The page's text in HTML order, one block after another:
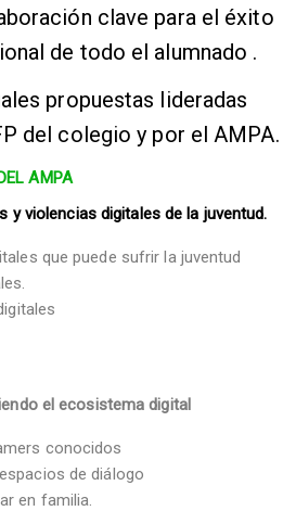
clave para el éxito
de todo el alumnado .
propuestas lideradas
del colegio y por el AMPA.
AMPA
y violencias digitales de la juventud.
que puede sufrir la juventud
el ecosistema digital
conocidos
de diálogo
en familia.